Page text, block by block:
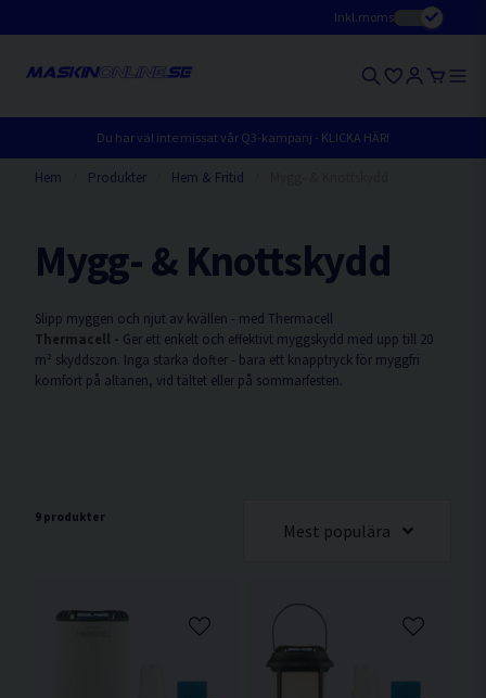
Inkl.moms
Du har väl inte missat vår Q3-kampanj - KLICKA HÄR!
Hem Produkter Hem & Fritid
Mygg- & Knottskydd
Slipp myggen och njut av kvällen - med Thermacell
Thermacell - Ger ett enkelt och effektivt myggskydd med upp till 20
m² skyddszon. Inga starka dofter - bara ett knapptryck för myggfri
komfort på altanen, vid tältet eller på sommarfesten.
9 produkter
Mest populära